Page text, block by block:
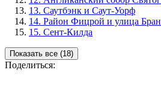
13. Саутбэнк и Саут-Уорф
14. Район Фицрой и улица
15. Сент-Килда
Показать все (18)
Поделиться: